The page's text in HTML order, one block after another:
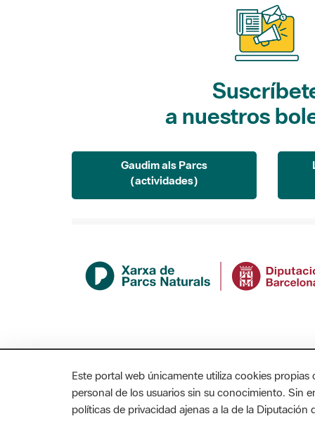
a nuestros
(actividades)
AVISO LEGAL ACCESIBILIDAD
Este portal web únicamente utiliza cookies
personal de los usuarios sin su conocimiento. Sin
políticas de privacidad ajenas a la de la